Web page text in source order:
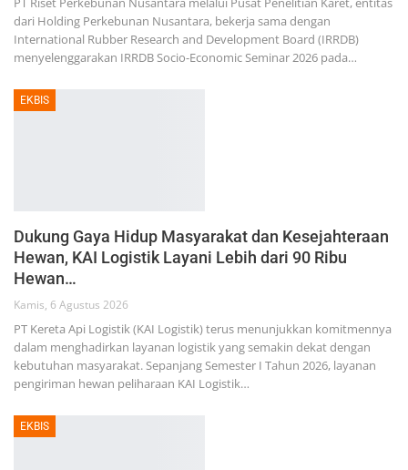
dari Holding Perkebunan Nusantara, bekerja sama dengan
International Rubber Research and Development Board (IRRDB)
menyelenggarakan IRRDB Socio-Economic Seminar 2026 pada…
EKBIS
Dukung Gaya Hidup Masyarakat dan Kesejahteraan
Hewan, KAI Logistik Layani Lebih dari 90 Ribu
Hewan…
Kamis, 6 Agustus 2026
PT Kereta Api Logistik (KAI Logistik) terus menunjukkan komitmennya
dalam menghadirkan layanan logistik yang semakin dekat dengan
kebutuhan masyarakat. Sepanjang Semester I Tahun 2026, layanan
pengiriman hewan peliharaan KAI Logistik…
EKBIS